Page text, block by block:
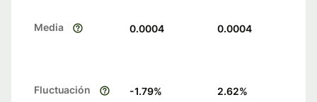
Media 0.0004 0.0004
Fluctuación -1.79% 2.62%